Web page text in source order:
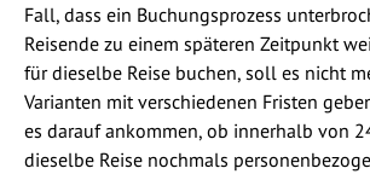
Fall, dass ein Buchungsprozess
Reisende zu einem späteren Zeitpunkt
für dieselbe Reise buchen, soll es nicht
Varianten mit verschiedenen Fristen
es darauf ankommen, ob innerhalb von
dieselbe Reise nochmals